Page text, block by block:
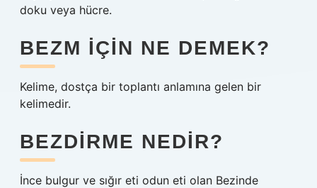
doku veya hücre.
BEZM IÇIN NE DEMEK?
Kelime, dostça bir toplantı anlamına gelen bir
kelimedir.
BEZDIRME NEDIR?
İnce bulgur ve sığır eti odun eti olan Bezinde